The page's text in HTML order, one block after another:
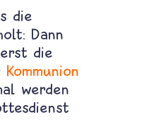
die
Dann
die
Kommunion
werden